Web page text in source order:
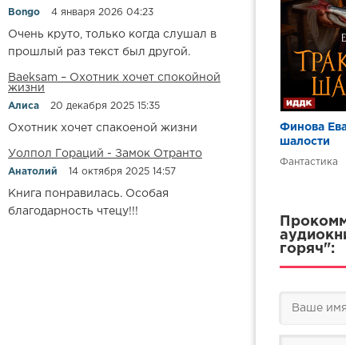
Bongo 4 января 2026 04:23
Очень круто, только когда слушал в
прошлый раз текст был другой.
Baeksam – Охотник хочет спокойной
жизни
Алиса 20 декабря 2025 15:35
Охотник хочет спакоеной жизни
Уолпол Гораций - Замок Отранто
Анатолий 14 октября 2025 14:57
Книга понравилась. Особая
благодарность чтецу!!!
17
18
21
22
23
26
Финова
шалости
Фантастика
горяч":